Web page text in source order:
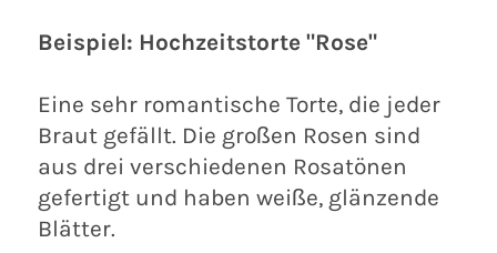
Beispiel: Hochzeitstorte "Rose"
Eine sehr romantische Torte, die jeder
Braut gefällt. Die großen Rosen sind
aus drei verschiedenen Rosatönen
gefertigt und haben weiße, glänzende
Blätter.